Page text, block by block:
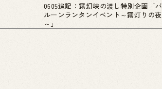
0605追記：霧幻峡の渡し特別企画「バ
ルーンランタンイベント～霧灯りの夜
～」